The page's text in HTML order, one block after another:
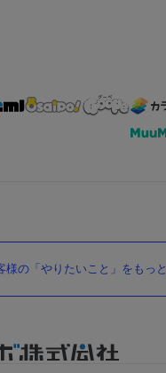
様の「やりたいこと」をもっ